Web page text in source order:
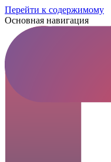
Перейти к содержимому
Основная навигация